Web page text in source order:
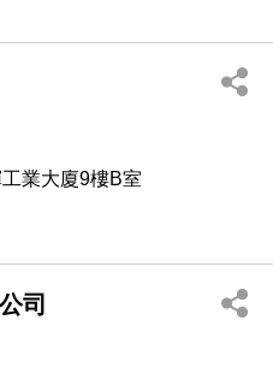
業大廈9樓B室
司